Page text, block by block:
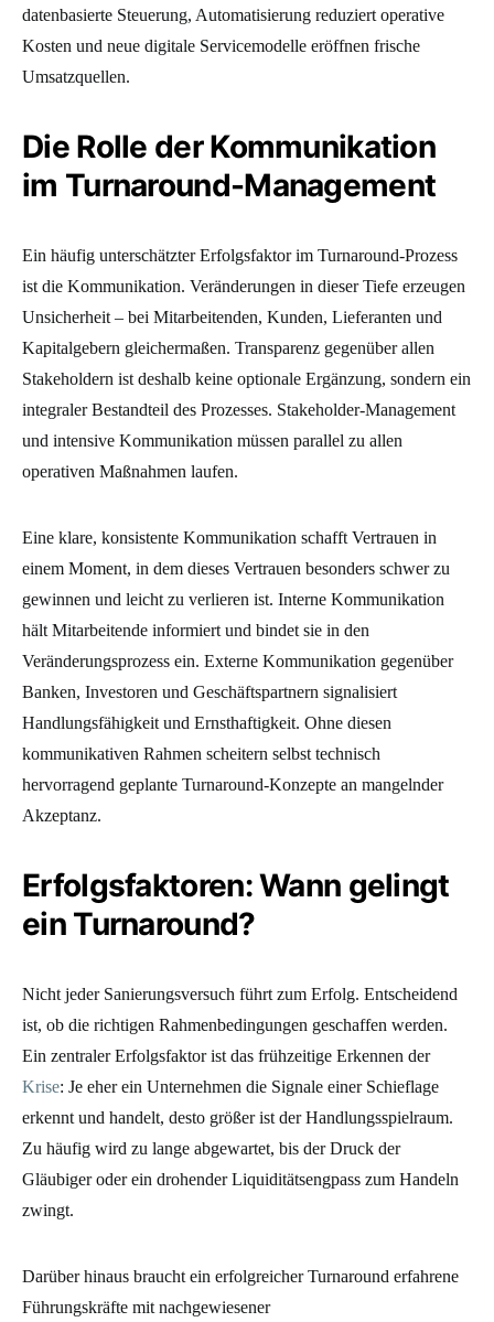
datenbasierte Steuerung, Automatisierung reduziert operative
Kosten und neue digitale Servicemodelle eröffnen frische
Umsatzquellen.
Die Rolle der Kommunikation
im Turnaround-Management
Ein häufig unterschätzter Erfolgsfaktor im Turnaround-Prozess
ist die Kommunikation. Veränderungen in dieser Tiefe erzeugen
Unsicherheit – bei Mitarbeitenden, Kunden, Lieferanten und
Kapitalgebern gleichermaßen. Transparenz gegenüber allen
Stakeholdern ist deshalb keine optionale Ergänzung, sondern ein
integraler Bestandteil des Prozesses. Stakeholder-Management
und intensive Kommunikation müssen parallel zu allen
operativen Maßnahmen laufen.
Eine klare, konsistente Kommunikation schafft Vertrauen in
einem Moment, in dem dieses Vertrauen besonders schwer zu
gewinnen und leicht zu verlieren ist. Interne Kommunikation
hält Mitarbeitende informiert und bindet sie in den
Veränderungsprozess ein. Externe Kommunikation gegenüber
Banken, Investoren und Geschäftspartnern signalisiert
Handlungsfähigkeit und Ernsthaftigkeit. Ohne diesen
kommunikativen Rahmen scheitern selbst technisch
hervorragend geplante Turnaround-Konzepte an mangelnder
Akzeptanz.
Erfolgsfaktoren: Wann gelingt
ein Turnaround?
Nicht jeder Sanierungsversuch führt zum Erfolg. Entscheidend
ist, ob die richtigen Rahmenbedingungen geschaffen werden.
Ein zentraler Erfolgsfaktor ist das frühzeitige Erkennen der
Krise: Je eher ein Unternehmen die Signale einer Schieflage
erkennt und handelt, desto größer ist der Handlungsspielraum.
Zu häufig wird zu lange abgewartet, bis der Druck der
Gläubiger oder ein drohender Liquiditätsengpass zum Handeln
zwingt.
Darüber hinaus braucht ein erfolgreicher Turnaround erfahrene
Führungskräfte mit nachgewiesener